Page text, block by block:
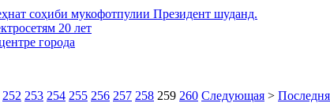
соҳиби мукофотпулии Президент шуданд.
20 лет
города
252 253 254 255 256 257 258 259 260 Следующая >